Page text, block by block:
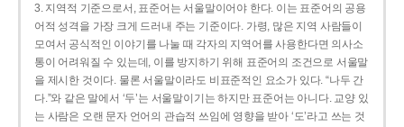
3. 지역적 기준으로서, 표준어는 서울말이어야 한다. 이는 표준어의 공용
어적 성격을 가장 크게 드러내 주는 기준이다. 가령, 많은 지역 사람들이
모여서 공식적인 이야기를 나눌 때 각자의 지역어를 사용한다면 의사소
통이 어려워질 수 있는데, 이를 방지하기 위해 표준어의 조건으로 서울말
을 제시한 것이다. 물론 서울말이라도 비표준적인 요소가 있다. “나두 간
다.”와 같은 말에서 ‘두’는 서울말이기는 하지만 표준어는 아니다. 교양 있
는 사람은 오랜 문자 언어의 관습적 쓰임에 영향을 받아 ‘도’라고 쓰는 것